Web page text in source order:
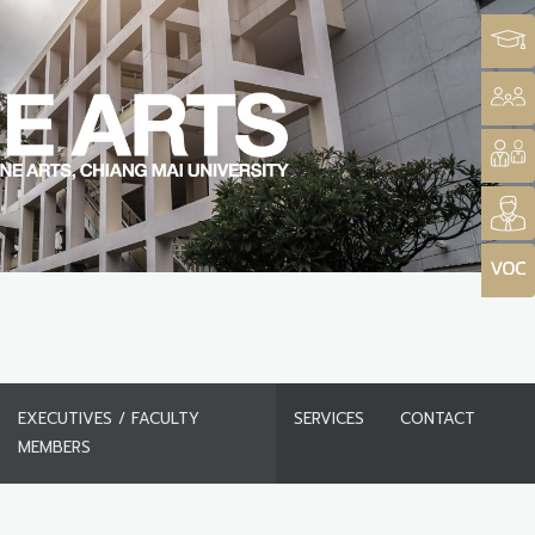
EXECUTIVES / FACULTY
MEMBERS
SERVICES CONTACT